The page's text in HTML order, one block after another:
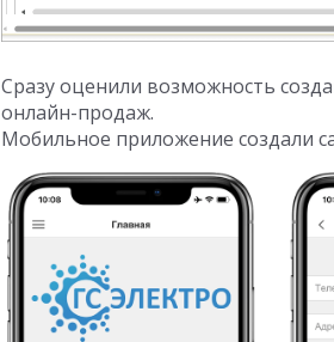
Сразу оценили возможность
онлайн-продаж.
Мобильное приложение создали